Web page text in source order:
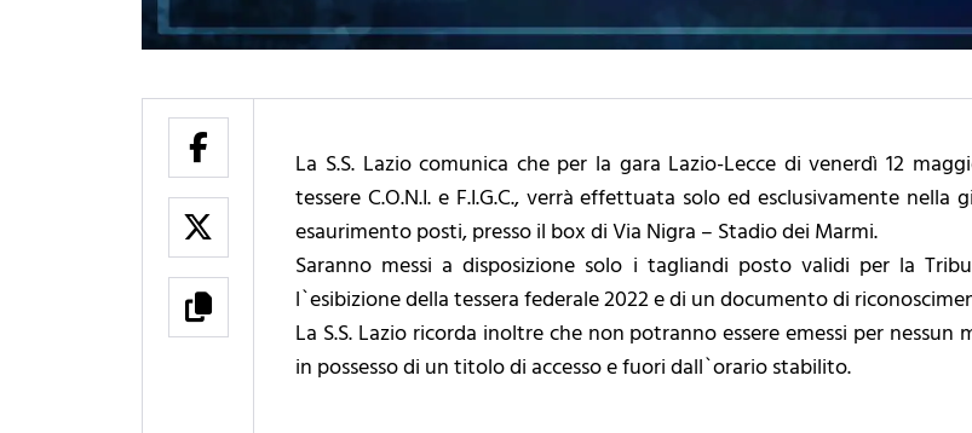
La S.S. Lazio comunica che per la gara Lazio-Lecce di venerdì 12
tessere C.O.N.I. e F.I.G.C., verrà effettuata solo ed esclusivamente
esaurimento posti, presso il box di Via Nigra – Stadio dei Marmi.
Saranno messi a disposizione solo i tagliandi posto validi per la
l`esibizione della tessera federale 2022 e di un documento di
La S.S. Lazio ricorda inoltre che non potranno essere emessi per
in possesso di un titolo di accesso e fuori dall`orario stabilito.